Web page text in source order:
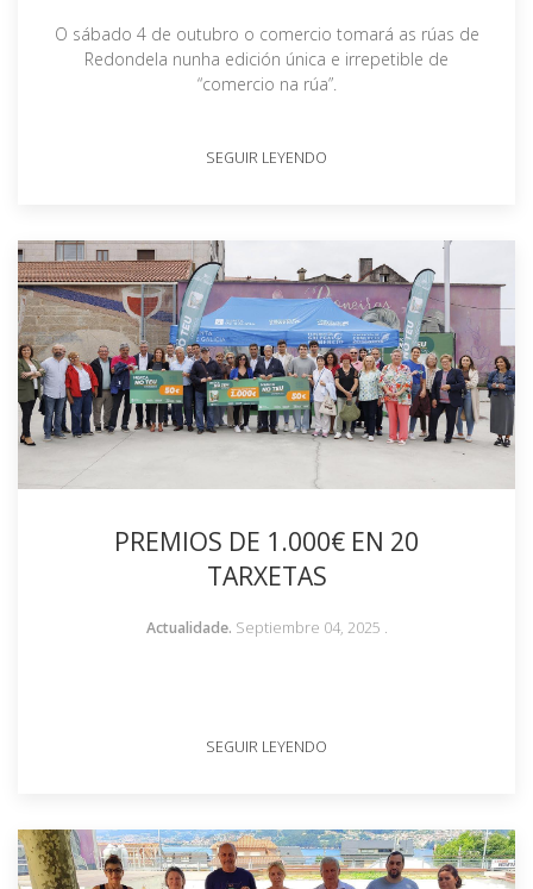
O sábado 4 de outubro o comercio tomará as rúas de
Redondela nunha edición única e irrepetible de
“comercio na rúa”.
SEGUIR LEYENDO
PREMIOS DE 1.000€ EN 20
TARXETAS
Actualidade. Septiembre 04, 2025 .
SEGUIR LEYENDO